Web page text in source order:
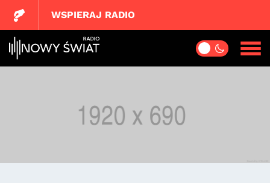
WSPIERAJ RADIO